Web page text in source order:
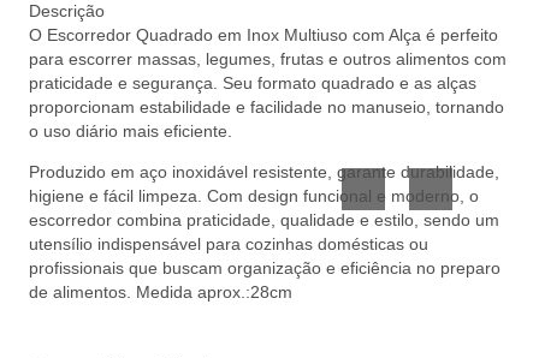
Utilidades
de
Confeitaria
e
Descrição
O Escorredor Quadrado em Inox Multiuso com Alça é perfeito
para escorrer massas, legumes, frutas e outros alimentos com
praticidade e segurança. Seu formato quadrado e as alças
proporcionam estabilidade e facilidade no manuseio, tornando
o uso diário mais eficiente.
Produzido em aço inoxidável resistente, garante durabilidade,
higiene e fácil limpeza. Com design funcional e moderno, o
escorredor combina praticidade, qualidade e estilo, sendo um
utensílio indispensável para cozinhas domésticas ou
profissionais que buscam organização e eficiência no preparo
de alimentos. Medida aprox.:28cm